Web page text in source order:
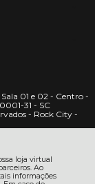
loja virtual
Ao
informações
01 e 02 - Centro -
31 - SC
- Rock City -